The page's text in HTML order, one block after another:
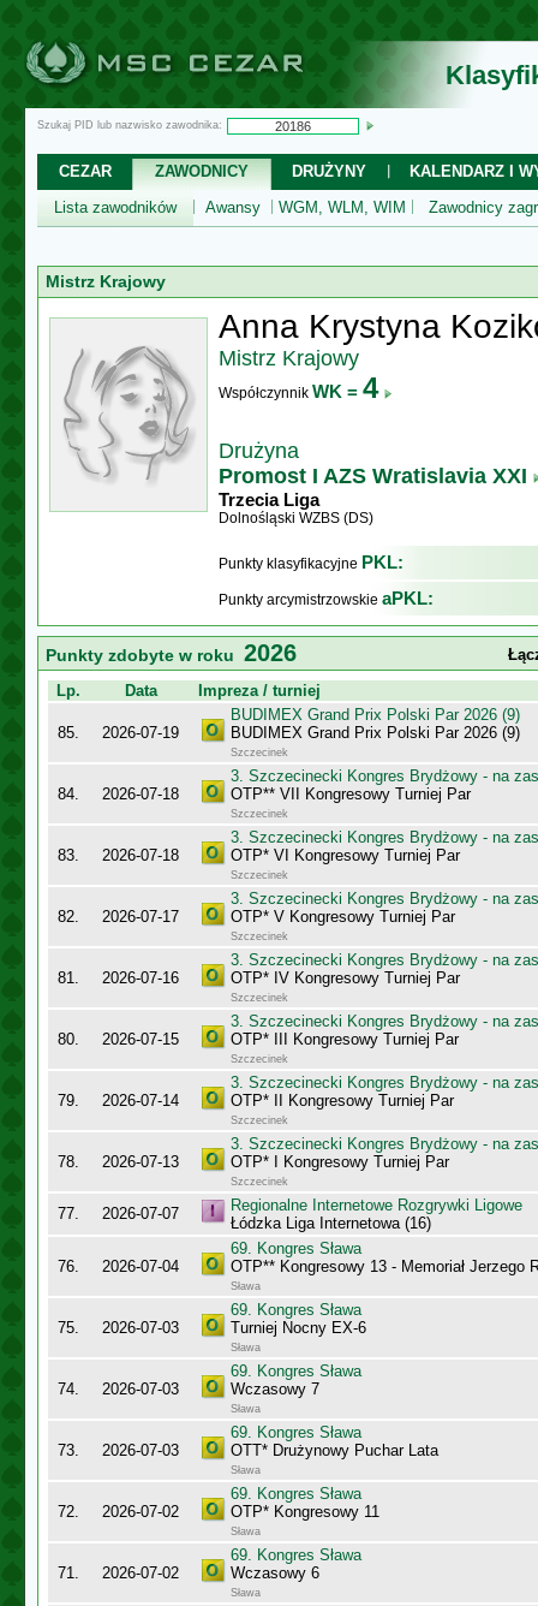
Szukaj PID lub nazwisko zawodnika:
CEZAR ZAWODNICY DRUŻYNY
KALENDARZ I
Lista zawodników
Awansy WGM, WLM, WIM Zawodnicy
Mistrz Krajowy
Anna Krystyna
Mistrz Krajowy
Współczynnik WK = 4
Drużyna
Promost I AZS Wratislavia XXI
Trzecia Liga
Dolnośląski WZBS (DS)
Punkty klasyfikacyjne PKL:
Punkty arcymistrzowskie aPKL:
Punkty zdobyte w roku 2026
Lp.
Data Impreza / turniej
85. 2026-07-19
BUDIMEX Grand Prix Polski Par 2026 (9)
BUDIMEX Grand Prix Polski Par 2026 (9)
Szczecinek
84. 2026-07-18
3. Szczecinecki Kongres Brydżowy - na
OTP** VII Kongresowy Turniej Par
Szczecinek
83. 2026-07-18
3. Szczecinecki Kongres Brydżowy - na
OTP* VI Kongresowy Turniej Par
Szczecinek
82. 2026-07-17
3. Szczecinecki Kongres Brydżowy - na
OTP* V Kongresowy Turniej Par
Szczecinek
81. 2026-07-16
3. Szczecinecki Kongres Brydżowy - na
OTP* IV Kongresowy Turniej Par
Szczecinek
80. 2026-07-15
3. Szczecinecki Kongres Brydżowy - na
OTP* III Kongresowy Turniej Par
Szczecinek
79. 2026-07-14
3. Szczecinecki Kongres Brydżowy - na
OTP* II Kongresowy Turniej Par
Szczecinek
78. 2026-07-13
3. Szczecinecki Kongres Brydżowy - na
OTP* I Kongresowy Turniej Par
Szczecinek
77. 2026-07-07
Regionalne Internetowe Rozgrywki Ligowe
Łódzka Liga Internetowa (16)
76. 2026-07-04
69. Kongres Sława
OTP** Kongresowy 13 - Memoriał Jerzego
Sława
75. 2026-07-03
69. Kongres Sława
Turniej Nocny EX-6
Sława
74. 2026-07-03
69. Kongres Sława
Wczasowy 7
Sława
73. 2026-07-03
69. Kongres Sława
OTT* Drużynowy Puchar Lata
Sława
72. 2026-07-02
69. Kongres Sława
OTP* Kongresowy 11
Sława
71. 2026-07-02
69. Kongres Sława
Wczasowy 6
Sława